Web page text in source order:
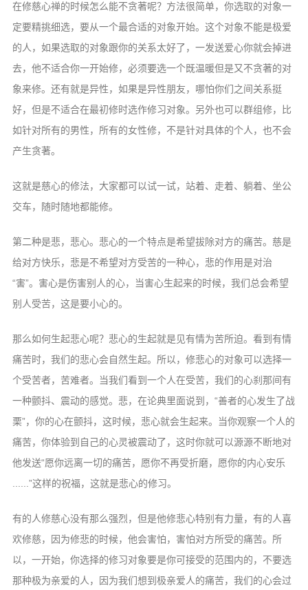
在修慈心禅的时候怎么能不贪著呢？方法很简单，你选取的对象一
定要精挑细选，要从一个最合适的对象开始。这个对象不能是极爱
的人，如果选取的对象跟你的关系太好了，一发送爱心你就会掉进
去，他不适合你一开始修，必须要选一个既温暖但是又不贪著的对
象来修。还有就是异性，如果是异性朋友，哪怕你们之间关系挺
好，但是不适合在最初修时选作修习对象。另外也可以群组修，比
如针对所有的男性，所有的女性修，不是针对具体的个人，也不会
产生贪著。
这就是慈心的修法，大家都可以试一试，站着、走着、躺着、坐公
交车，随时随地都能修。
第二种是悲，悲心。悲心的一个特点是希望拔除对方的痛苦。慈是
给对方快乐，悲是不希望对方受苦的一种心，悲的作用是对治
“害”。害心是伤害别人的心，当害心生起来的时候，我们总会希望
别人受苦，这是要小心的。
那么如何生起悲心呢？悲心的生起就是见有情为苦所迫。看到有情
痛苦时，我们的悲心会自然生起。所以，修悲心的对象可以选择一
个受苦者，苦难者。当我们看到一个人在受苦，我们的心刹那间有
一种颤抖、震动的感觉。悲，在论典里面说到，“善者的心发生了战
栗”，你的心在颤抖，这时候，悲心就会生起来。当你观察一个人的
痛苦，你体验到自己的心灵被震动了，这时你就可以源源不断地对
他发送“愿你远离一切的痛苦，愿你不再受折磨，愿你的内心安乐
......”这样的祝福，这就是悲心的修习。
有的人修慈心没有那么强烈，但是他修悲心特别有力量，有的人喜
欢修慈，因为修悲的时候，他会害怕，害怕对方所受的痛苦。所
以，一开始，你选择的修习对象要是你可接受的范围内的，不要选
那种极为亲爱的人，因为我们想到极亲爱人的痛苦，我们的心会过